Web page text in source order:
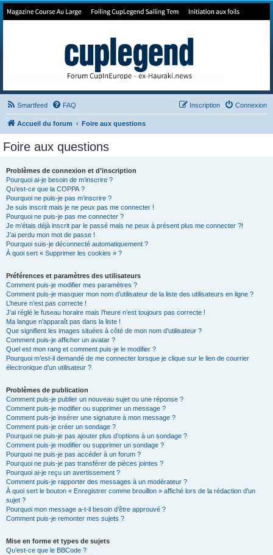
Forum de Cup In Europe
Smartfeed FAQ Connexion
Inscription
Accueil du forum Foire aux questions
Foire aux questions
Problèmes de connexion et d’inscription
Pourquoi ai-je besoin de m’inscrire ?
Qu’est-ce que la COPPA ?
Pourquoi ne puis-je pas m’inscrire ?
Je suis inscrit mais je ne peux pas me connecter !
Pourquoi ne puis-je pas me connecter ?
Je m’étais déjà inscrit par le passé mais ne peux à présent plus me connecter ?!
J’ai perdu mon mot de passe !
Pourquoi suis-je déconnecté automatiquement ?
À quoi sert « Supprimer les cookies » ?
Préférences et paramètres des utilisateurs
Comment puis-je modifier mes paramètres ?
Comment puis-je masquer mon nom d’utilisateur de la liste des utilisateurs en ligne ?
L’heure n’est pas correcte !
J’ai réglé le fuseau horaire mais l’heure n’est toujours pas correcte !
Ma langue n’apparaît pas dans la liste !
Que signifient les images situées à côté de mon nom d’utilisateur ?
Comment puis-je afficher un avatar ?
Quel est mon rang et comment puis-je le modifier ?
Pourquoi m’est-il demandé de me connecter lorsque je clique sur le lien de courrier
électronique d’un utilisateur ?
Problèmes de publication
Comment puis-je publier un nouveau sujet ou une réponse ?
Comment puis-je modifier ou supprimer un message ?
Comment puis-je insérer une signature à mon message ?
Comment puis-je créer un sondage ?
Pourquoi ne puis-je pas ajouter plus d’options à un sondage ?
Comment puis-je modifier ou supprimer un sondage ?
Pourquoi ne puis-je pas accéder à un forum ?
Pourquoi ne puis-je pas transférer de pièces jointes ?
Pourquoi ai-je reçu un avertissement ?
Comment puis-je rapporter des messages à un modérateur ?
À quoi sert le bouton « Enregistrer comme brouillon » affiché lors de la rédaction d’un
sujet ?
Pourquoi mon message a-t-il besoin d’être approuvé ?
Comment puis-je remonter mes sujets ?
Mise en forme et types de sujets
Qu’est-ce que le BBCode ?